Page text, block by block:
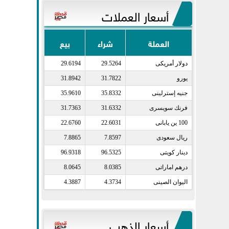
أسعار العملات
العملة شراء بيع
دولار أمريكى​ 29.5264
29.6194
يورو​ 31.7822
31.8942
جنيه إسترلينى​ 35.8332
35.9610
فرنك سويسرى​ 31.6332
31.7363
100 ين يابانى​ 22.6031
22.6760
ريال سعودى​ 7.8597
7.8865
دينار كويتى​ 96.5325
96.9318
درهم اماراتى​ 8.0385
8.0645
اليوان الصينى​ 4.3734
4.3887
أسعار الذهب